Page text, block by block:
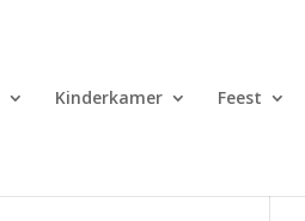
Kinderkamer Feest